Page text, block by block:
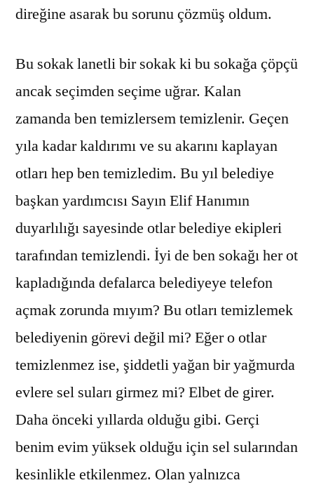
direğine asarak bu sorunu çözmüş oldum.
Bu sokak lanetli bir sokak ki bu sokağa çöpçü
ancak seçimden seçime uğrar. Kalan
zamanda ben temizlersem temizlenir. Geçen
yıla kadar kaldırımı ve su akarını kaplayan
otları hep ben temizledim. Bu yıl belediye
başkan yardımcısı Sayın Elif Hanımın
duyarlılığı sayesinde otlar belediye ekipleri
tarafından temizlendi. İyi de ben sokağı her ot
kapladığında defalarca belediyeye telefon
açmak zorunda mıyım? Bu otları temizlemek
belediyenin görevi değil mi? Eğer o otlar
temizlenmez ise, şiddetli yağan bir yağmurda
evlere sel suları girmez mi? Elbet de girer.
Daha önceki yıllarda olduğu gibi. Gerçi
benim evim yüksek olduğu için sel sularından
kesinlikle etkilenmez. Olan yalnızca